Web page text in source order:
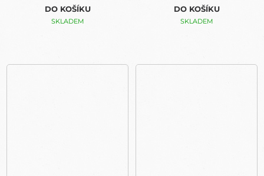
DO KOŠÍKU
SKLADEM
DO KOŠÍKU
SKLADEM